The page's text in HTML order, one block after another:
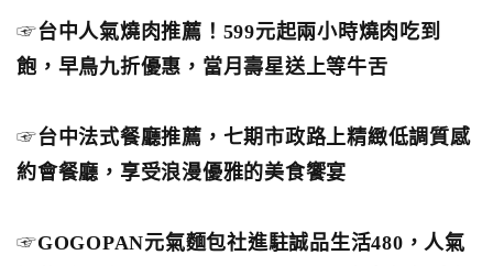
☞台中人氣燒肉推薦！599元起兩小時燒肉吃到
飽，早鳥九折優惠，當月壽星送上等牛舌
☞台中法式餐廳推薦，七期市政路上精緻低調質感
約會餐廳，享受浪漫優雅的美食饗宴
☞GOGOPAN元氣麵包社進駐誠品生活480，人氣